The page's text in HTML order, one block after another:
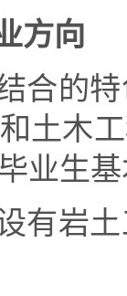
方向
合的
土木
业生
有岩